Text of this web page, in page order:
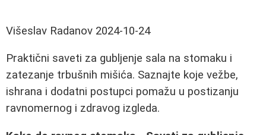
Višeslav Radanov 2024-10-24
Praktični saveti za gubljenje sala na stomaku i
zatezanje trbušnih mišića. Saznajte koje vežbe,
ishrana i dodatni postupci pomažu u postizanju
ravnomernog i zdravog izgleda.